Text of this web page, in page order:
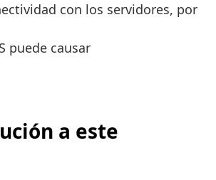
con los servidores, por
puede causar
a este